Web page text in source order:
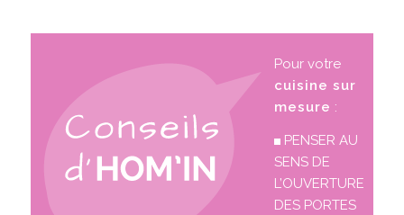
Pour votre
cuisine sur
mesure :
PENSER AU
SENS DE
L’OUVERTURE
DES PORTES